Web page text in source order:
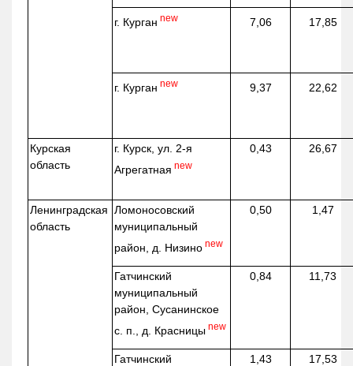
г. Курган new 7,06 17,85
г. Курган new 9,37 22,62
Курская
область
г. Курск, ул. 2-я
Агрегатная new
0,43 26,67
Ленинградская
область
Ломоносовский
муниципальный
район, д. Низино new
0,50 1,47
Гатчинский
муниципальный
район, Сусанинское
с. п., д. Красницы new
0,84 11,73
Гатчинский
1,43 17,53